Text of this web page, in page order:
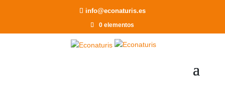
info@econaturis.es
0 elementos